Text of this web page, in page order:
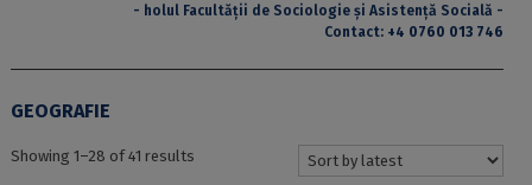
- holul Facultății de Sociologie și Asistență Socială -
Contact: +4 0760 013 746
GEOGRAFIE
Showing 1–28 of 41 resultsSorted